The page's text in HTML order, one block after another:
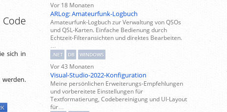
Vor 18 Monaten
ARLog: Amateurfunk-Logbuch
Amateurfunk-Logbuch zur Verwaltung von QSOs
und QSL-Karten. Einfache Bedienung durch
Echtzeit-Filteransichten und direktes Bearbeiten.
…
.NET DB WINDOWS
Vor 43 Monaten
Visual-Studio-2022-Konfiguration
Meine persönlichen Erweiterungs-Empfehlungen
und vorbereitete Einstellungen für
Textformatierung, Codebereinigung und UI-Layout
für…
sich in